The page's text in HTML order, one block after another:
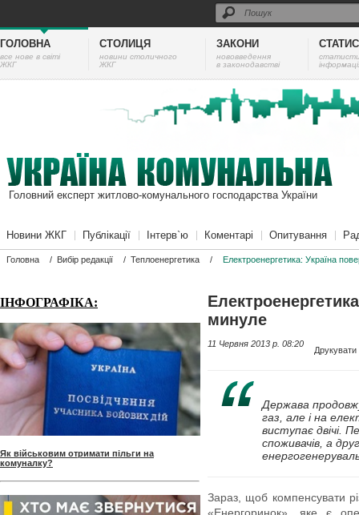
ГОЛОВНА
все нове в світі
ЖКГ
СТОЛИЦЯ
новини столичного
ЖКГ
ЗАКОНИ
нововведення
в законодавстві
Головний експерт житлово-комунального господарства України
Новини ЖКГ Публікації Інтерв`ю Коментарі Опитування
Головна / Вибір редакції / Теплоенергетика / Електроенергетика: Україна
ІНФОГРАФІКА:
Як військовим отримати пільги на
комуналку?
минуле
11 Червня 2013 p. 08:20
Друкувати
Держава
газ, але і на
виступає двічі.
споживачів, а
Зараз, щоб компенсувати